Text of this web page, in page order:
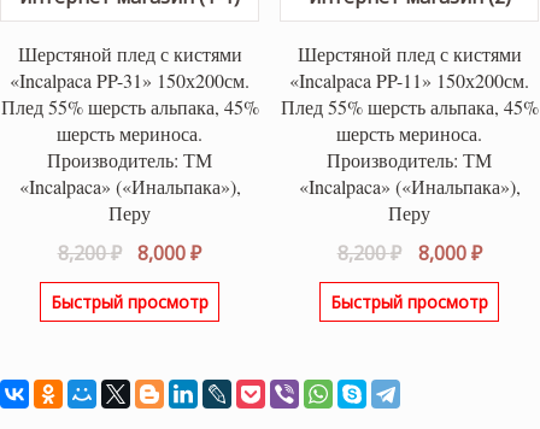
Шерстяной плед с кистями
«Incalpaca PP-31» 150х200см.
Плед 55% шерсть альпака, 45%
шерсть мериноса.
Производитель: ТМ
«Incalpaca» («Инальпака»),
Перу
8,200₽
Первоначальная
цена
составляла
8,000₽Текущая
цена:
8,000 ₽.
Быстрый просмотр
Шерстяной плед с кистями
«Incalpaca PP-11» 150х200см.
Плед 55% шерсть альпака, 45%
шерсть мериноса.
Производитель: ТМ
«Incalpaca» («Инальпака»),
Перу
8,200₽
цена
составляла
8,000₽
цена:
8,000
Быстрый просмотр